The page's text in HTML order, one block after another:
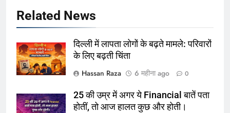
Related News
दिल्ली में लापता लोगों के बढ़ते मामले: परिवारों
के लिए बढ़ती चिंता
Hassan Raza
6 महीना ago 0
25 की उम्र में अगर ये Financial बातें पता
होतीं, तो आज हालत कुछ और होती।